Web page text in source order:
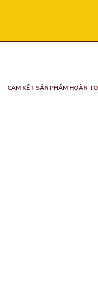
CAM KẾT SẢN PHẨM HOÀN